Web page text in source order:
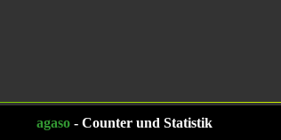
agaso - Counter und Statistik